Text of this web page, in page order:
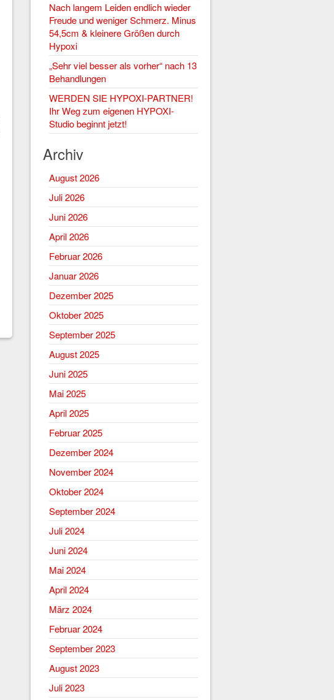
Nach langem Leiden endlich wieder
Freude und weniger Schmerz. Minus
54,5cm & kleinere Größen durch
Hypoxi
„Sehr viel besser als vorher“ nach 13
Behandlungen
WERDEN SIE HYPOXI-PARTNER!
Ihr Weg zum eigenen HYPOXI-
Studio beginnt jetzt!
Archiv
August 2026
Juli 2026
Juni 2026
April 2026
Februar 2026
Januar 2026
Dezember 2025
Oktober 2025
September 2025
August 2025
Juni 2025
Mai 2025
April 2025
Februar 2025
Dezember 2024
November 2024
Oktober 2024
September 2024
Juli 2024
Juni 2024
Mai 2024
April 2024
März 2024
Februar 2024
September 2023
August 2023
Juli 2023